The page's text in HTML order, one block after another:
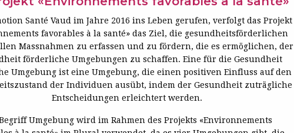
Santé Vaud im Jahre 2016 ins Leben gerufen, verfolgt das Projekt
favorables à la santé» das Ziel, die gesundheitsförderlichen
Massnahmen zu erfassen und zu fördern, die es ermöglichen, der
förderliche Umgebungen zu schaffen. Eine für die Gesundheit
Umgebung ist eine Umgebung, die einen positiven Einfluss auf den
der Individuen ausübt, indem der Gesundheit zuträgliche
Entscheidungen erleichtert werden.
Umgebung wird im Rahmen des Projekts «Environnements